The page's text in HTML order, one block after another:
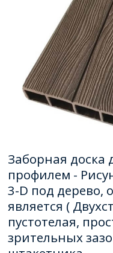
Заборная доска
профилем -
3-D под дерево,
является (
пустотелая,
зрительных